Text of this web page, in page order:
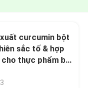
curcumin bột
sắc tố & hợp
thực phẩm bổ
thực phẩm & mỹ